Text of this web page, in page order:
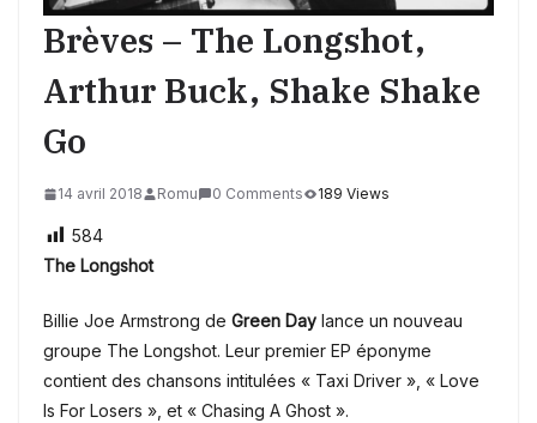
Brèves – The Longshot,
Arthur Buck, Shake Shake
Go
14 avril 2018 Romu 0 Comments 189 Views
584
The Longshot
Billie Joe Armstrong de Green Day lance un nouveau
groupe The Longshot. Leur premier EP éponyme
contient des chansons intitulées « Taxi Driver », « Love
Is For Losers », et « Chasing A Ghost ».